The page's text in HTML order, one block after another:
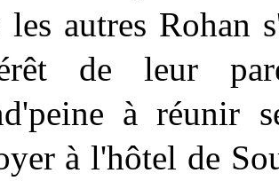
les autres Rohan
de leur
à réunir
à l'hôtel de